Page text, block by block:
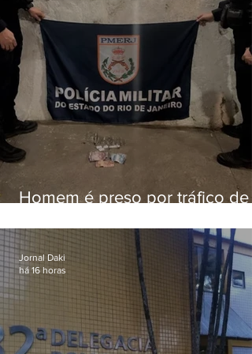
Homem é preso por tráfico de
Jornal Daki
há 16 horas